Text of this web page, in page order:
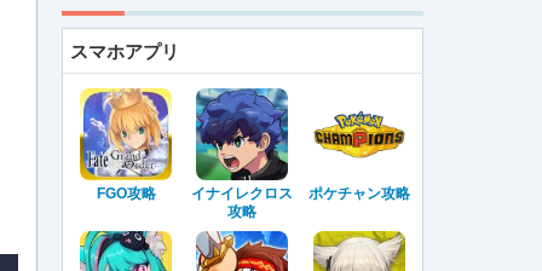
スマホアプリ
FGO攻略
イナイレクロス
攻略
ポケチャン攻略